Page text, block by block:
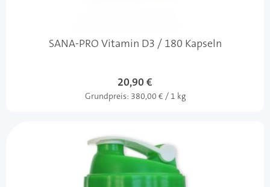
SANA-PRO Vitamin D3 / 180 Kapseln
20,90 €
Grundpreis: 380,00 € / 1 kg